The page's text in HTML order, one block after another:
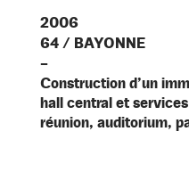
2006
64 / BAYONNE
–
Construction d’un
hall central et
réunion, auditorium,